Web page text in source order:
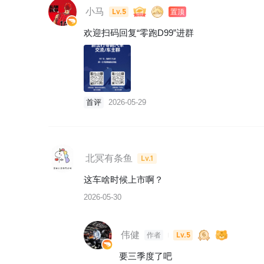
小马 Lv.5 置顶
欢迎扫码回复“零跑D99”进群
首评 2026-05-29
北冥有条鱼 Lv.1
这车啥时候上市啊？
2026-05-30
伟健 作者 Lv.5
要三季度了吧